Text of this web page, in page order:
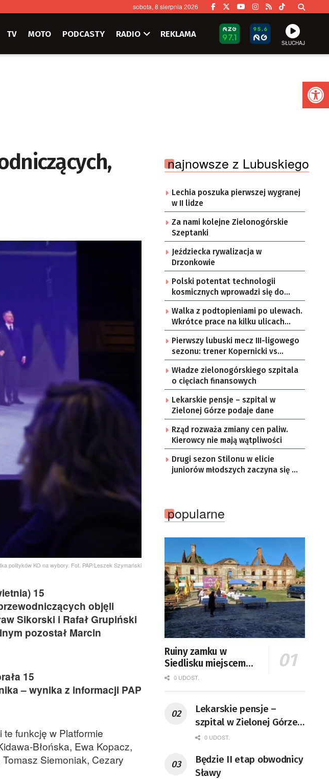
sobota, 8 sierpnia 2026
TV MOTO PODCASTY RADIO REKLAMA
SŁUCHAJ
polityków KO na wybory. Fot. PAP/Leszek Szymański
15
objęli
Sikorski i Rafał Grupiński
pozostał Marcin
15
– wynika z informacji PAP
funkcję w Platformie
Błońska, Ewa Kopacz,
Siemoniak, Cezary
najnowsze z Lubuskiego
Lechia poszuka pierwszej wygranej
w II lidze
Za nami kolejne Zielonogórskie
Szeptanki
Jeździecka rywalizacja w
Drzonkowie
Polski potentat technologii
kosmicznych wprowadzi się do
Zielonej Góry
Walka z podtopieniami po ulewach.
Wkrótce prace na kilku ulicach
Gorzowa
Pierwszy lubuski mecz III-ligowego
sezonu: trener Kopernicki vs
starzy znajomi
Władze zielonogórskiego szpitala
o cięciach finansowych
Lekarskie pensje – szpital w
Zielonej Górze podaje dane
Rząd rozważa zmiany cen paliw.
Kierowcy nie mają wątpliwości
Drugi sezon Stilonu w elicie
juniorów młodszych zaczyna się w
popularne
Ruiny zamku w
Siedlisku miejscem
święta plonów
0 UDOST.
Lekarskie pensje –
szpital w Zielonej Górze
podaje dane
0 UDOST.
Będzie II etap obwodnicy
Sławy